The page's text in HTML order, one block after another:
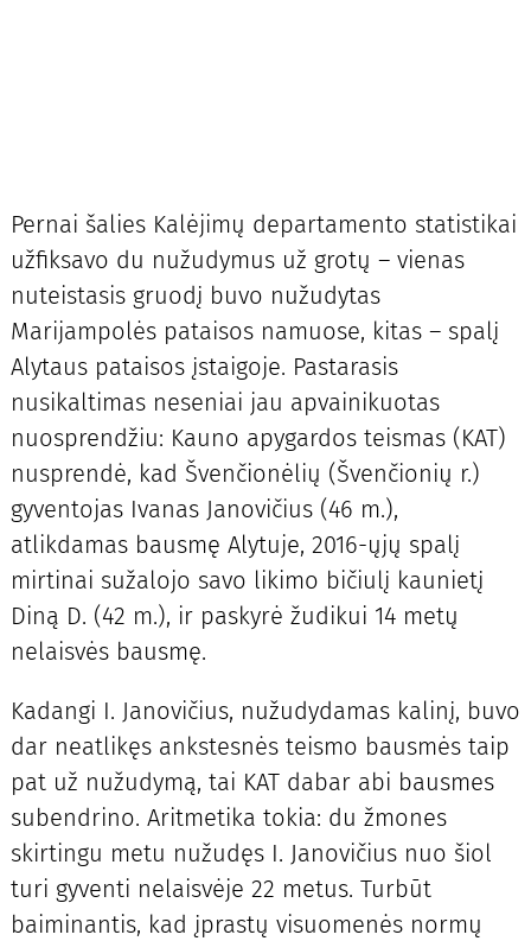
Pernai šalies Kalėjimų departamento statistikai
užfiksavo du nužudymus už grotų – vienas
nuteistasis gruodį buvo nužudytas
Marijampolės pataisos namuose, kitas – spalį
Alytaus pataisos įstaigoje. Pastarasis
nusikaltimas neseniai jau apvainikuotas
nuosprendžiu: Kauno apygardos teismas (KAT)
nusprendė, kad Švenčionėlių (Švenčionių r.)
gyventojas Ivanas Janovičius (46 m.),
atlikdamas bausmę Alytuje, 2016-ųjų spalį
mirtinai sužalojo savo likimo bičiulį kaunietį
Diną D. (42 m.), ir paskyrė žudikui 14 metų
nelaisvės bausmę.
Kadangi I. Janovičius, nužudydamas kalinį, buvo
dar neatlikęs ankstesnės teismo bausmės taip
pat už nužudymą, tai KAT dabar abi bausmes
subendrino. Aritmetika tokia: du žmones
skirtingu metu nužudęs I. Janovičius nuo šiol
turi gyventi nelaisvėje 22 metus. Turbūt
baiminantis, kad įprastų visuomenės normų